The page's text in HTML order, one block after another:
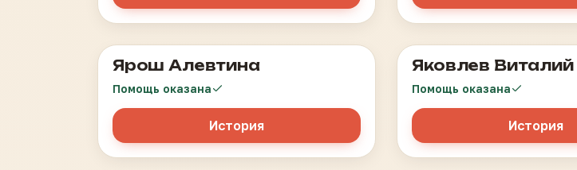
Апаллический синдром
Ярош Алевтина
Помощь оказана
История
Лимфома Ходжкина
Яковлев Виталий
Помощь оказана
История